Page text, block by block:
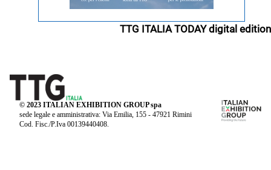
TTG ITALIA TODAY digital edition
© 2023 ITALIAN EXHIBITION GROUP spa
sede legale e amministrativa: Via Emilia, 155 - 47921 Rimini
Cod. Fisc./P.Iva 00139440408.